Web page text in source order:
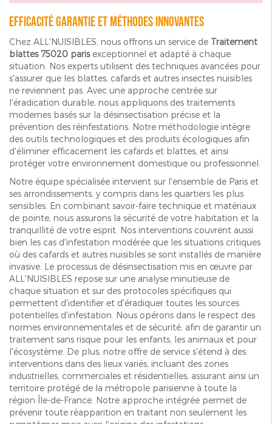
Efficacité garantie et méthodes innovantes
Chez ALL'NUISIBLES, nous offrons un service de Traitement
blattes 75020 parisexceptionnel et adapté à chaque
situation. Nos experts utilisent des techniques avancées pour
s'assurer que les blattes, cafards et autres insectes nuisibles
ne reviennent pas. Avec une approche centrée sur
l'éradication durable, nous appliquons des traitements
modernes basés sur la désinsectisation précise et la
prévention des réinfestations. Notre méthodologie intègre
des outils technologiques et des produits écologiques afin
d'éliminer efficacement les cafards et blattes, et ainsi
protéger votre environnement domestique ou professionnel.
Notre équipe spécialisée intervient sur l'ensemble de Paris et
ses arrondissements, y compris dans les quartiers les plus
sensibles. En combinant savoir-faire technique et matériaux
de pointe, nous assurons la sécurité de votre habitation et la
tranquillité de votre esprit. Nos interventions couvrent aussi
bien les cas d'infestation modérée que les situations critiques
où des cafards et autres nuisibles se sont installés de manière
invasive. Le processus de désinsectisation mis en œuvre par
ALL'NUISIBLES repose sur une analyse minutieuse de
chaque situation et sur des protocoles spécifiques qui
permettent d'identifier et d'éradiquer toutes les sources
potentielles d'infestation. Nous opérons dans le respect des
normes environnementales et de sécurité, afin de garantir un
traitement sans risque pour les enfants, les animaux et pour
l'écosystème. De plus, notre offre de service s'étend à des
interventions dans des lieux variés, incluant des zones
industrielles, commerciales et résidentielles, assurant ainsi un
territoire protégé de la métropole parisienne à toute la
région Île-de-France. Notre approche intégrée permet de
prévenir toute réapparition en traitant non seulement les